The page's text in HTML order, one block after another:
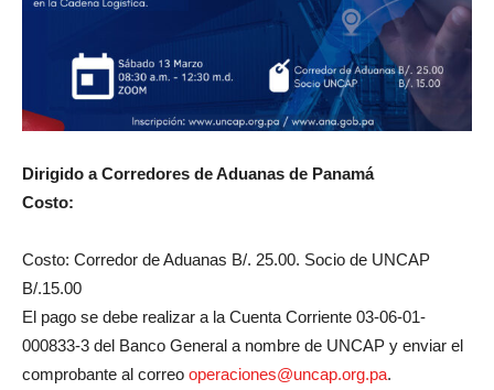
Dirigido a Corredores de Aduanas de Panamá
Costo:
Costo: Corredor de Aduanas B/. 25.00. Socio de UNCAP
B/.15.00
El pago se debe realizar a la Cuenta Corriente 03-06-01-
000833-3 del Banco General a nombre de UNCAP y enviar el
comprobante al correo operaciones@uncap.org.pa.